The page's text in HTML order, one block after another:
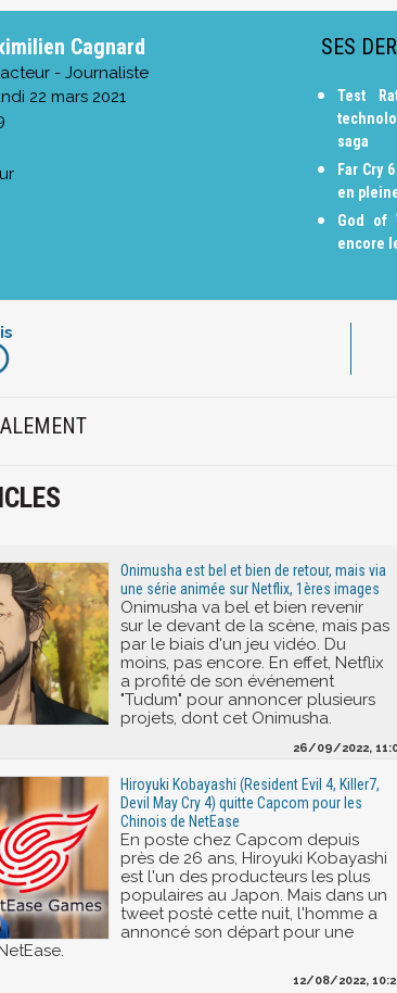
Cagnard
- Journaliste
22 mars 2021
SES
Test
saga
Far Cry
en
God of
encore
Onimusha est bel et bien de retour, mais via
une série animée sur Netflix, 1ères images
Onimusha va bel et bien revenir
sur le devant de la scène, mais pas
par le biais d'un jeu vidéo. Du
moins, pas encore. En effet, Netflix
a profité de son événement
"Tudum" pour annoncer plusieurs
projets, dont cet Onimusha.
26/09/2022,
Hiroyuki Kobayashi (Resident Evil 4, Killer7,
Devil May Cry 4) quitte Capcom pour les
Chinois de NetEase
En poste chez Capcom depuis
près de 26 ans, Hiroyuki Kobayashi
est l'un des producteurs les plus
populaires au Japon. Mais dans un
tweet posté cette nuit, l'homme a
annoncé son départ pour une
12/08/2022,